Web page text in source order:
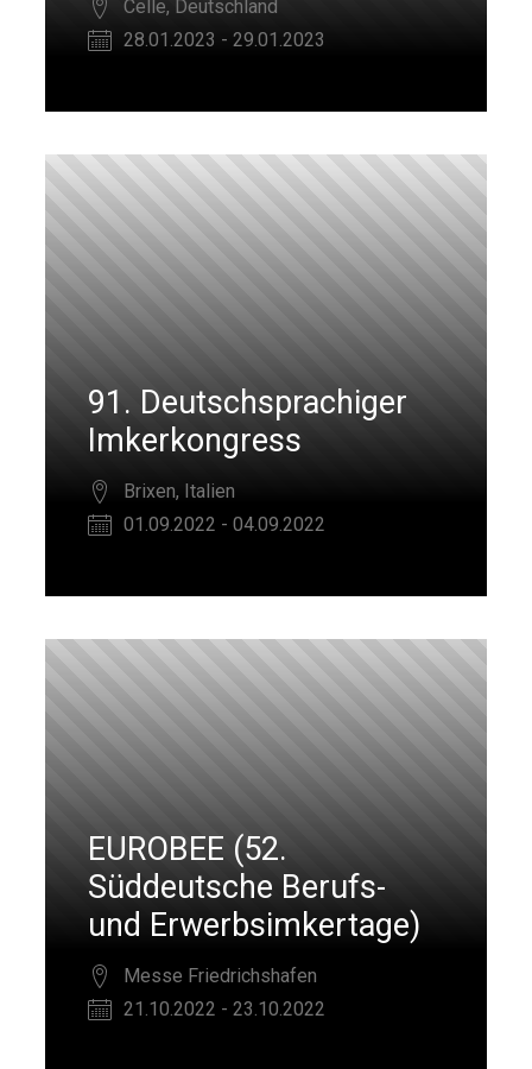
Celle, Deutschland
28.01.2023 - 29.01.2023
91. Deutschsprachiger
Imkerkongress
Brixen, Italien
01.09.2022 - 04.09.2022
EUROBEE (52.
Süddeutsche Berufs-
und Erwerbsimkertage)
Messe Friedrichshafen
21.10.2022 - 23.10.2022